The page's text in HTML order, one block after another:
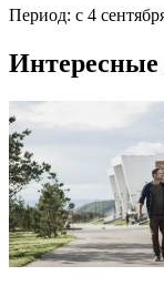
Период: с 4
Интересные